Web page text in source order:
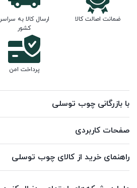
ضمانت اصالت کالا
ارسال کالا به سراسر
کشور
پرداخت امن
با بازرگانی چوب توسلی
صفحات کاربردی
راهنمای خرید از کالای چوب توسلی